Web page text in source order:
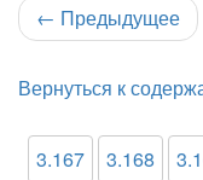
← Предыдущее
Вернуться к
3.167 3.168